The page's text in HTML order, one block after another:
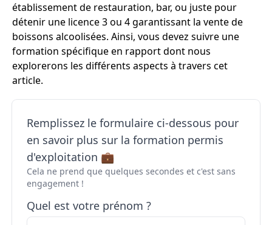
établissement de restauration, bar, ou juste pour
détenir une licence 3 ou 4 garantissant la vente de
boissons alcoolisées. Ainsi, vous devez suivre une
formation spécifique en rapport dont nous
explorerons les différents aspects à travers cet
article.
Remplissez le formulaire ci-dessous pour
en savoir plus sur la formation permis
d'exploitation 💼
Cela ne prend que quelques secondes et c'est sans
engagement !
Quel est votre prénom ?